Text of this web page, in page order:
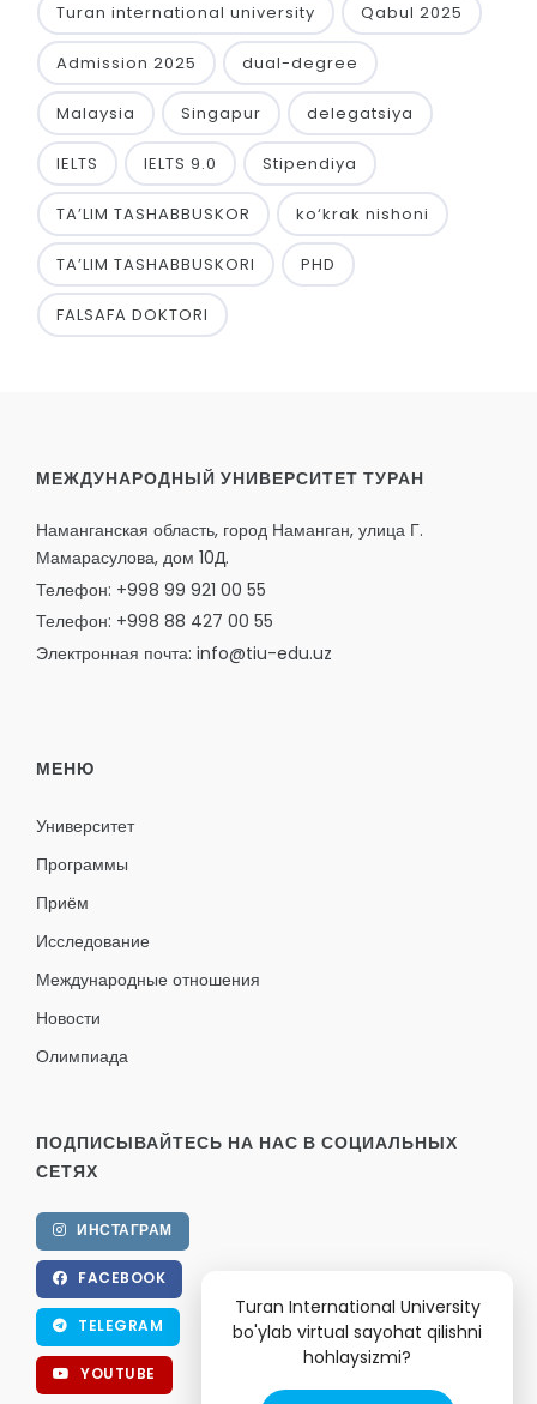
Turan international university Qabul 2025
Admission 2025 dual-degree
Malaysia Singapur delegatsiya
IELTS IELTS 9.0 Stipendiya
TA’LIM TASHABBUSKOR ko‘krak nishoni
TA’LIM TASHABBUSKORI PHD
FALSAFA DOKTORI
МЕЖДУНАРОДНЫЙ УНИВЕРСИТЕТ ТУРАН
Наманганская область, город Наманган, улица Г.
Мамарасулова, дом 10Д.
Телефон: +998 99 921 00 55
Телефон: +998 88 427 00 55
Электронная почта: info@tiu-edu.uz
МЕНЮ
Университет
Программы
Приём
Исследование
Международные отношения
Новости
Олимпиада
ПОДПИСЫВАЙТЕСЬ НА НАС В СОЦИАЛЬНЫХ
СЕТЯХ
ИНСТАГРАМ
FACEBOOK
TELEGRAM
YOUTUBE
Turan International University
bo'ylab virtual sayohat qilishni
hohlaysizmi?